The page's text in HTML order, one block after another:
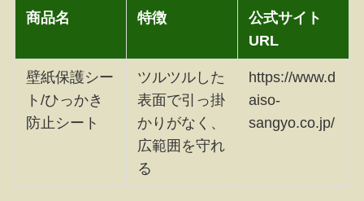
商品名 特徴
公式サイト
URL
壁紙保護シー
ト/ひっかき
防止シート
ツルツルした
表面で引っ掛
かりがなく、
広範囲を守れ
る
https://www.d
aiso-
sangyo.co.jp/